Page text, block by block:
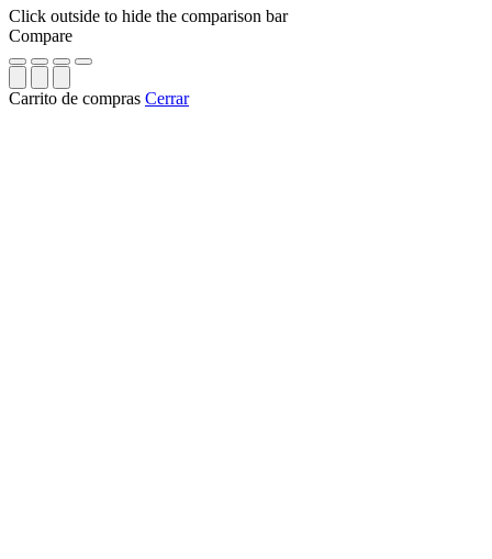
Click outside to hide the comparison bar
Compare
Carrito de compras Cerrar